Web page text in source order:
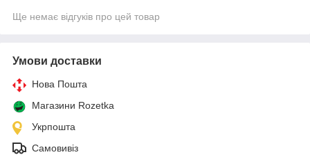
Ще немає відгуків про цей товар
Умови доставки
Нова Пошта
Магазини Rozetka
Укрпошта
Самовивіз